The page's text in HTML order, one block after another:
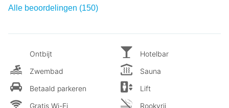
Alle beoordelingen (150)
Ontbijt
Zwembad
Betaald parkeren
Gratis Wi-Fi
Hotelbar
Sauna
Lift
Rookvrij